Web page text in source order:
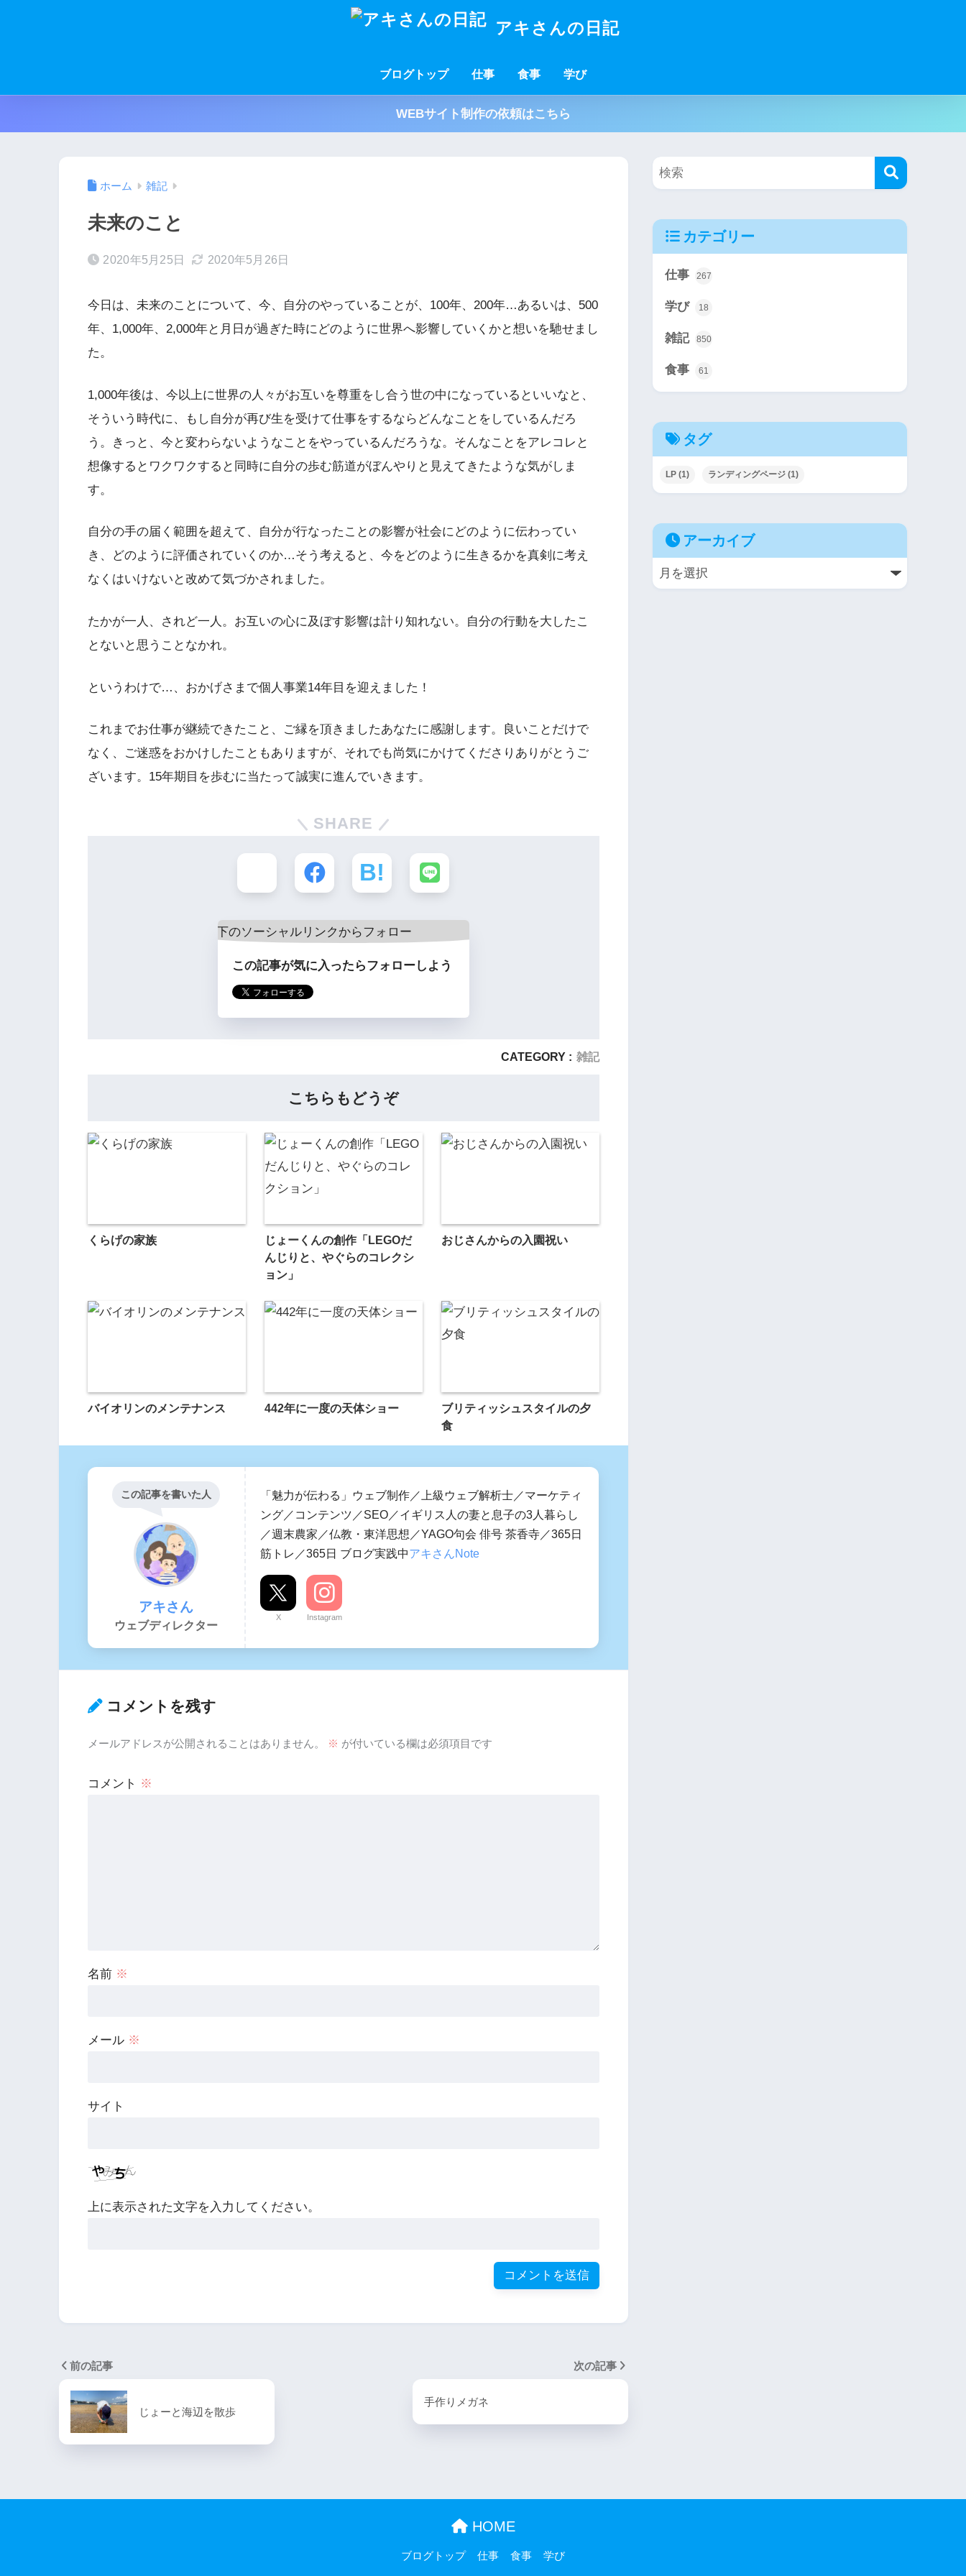
アキさんの日記
ブログトップ 仕事 食事 学び
WEBサイト制作の依頼はこちら
ホーム 雑記
未来のこと
2020年5月25日 2020年5月26日
今日は、未来のことについて、今、自分のやっていることが、100年、200年…あるいは、500
年、1,000年、2,000年と月日が過ぎた時にどのように世界へ影響していくかと想いを馳せまし
た。
1,000年後は、今以上に世界の人々がお互いを尊重をし合う世の中になっているといいなと、
そういう時代に、もし自分が再び生を受けて仕事をするならどんなことをしているんだろ
う。きっと、今と変わらないようなことをやっているんだろうな。そんなことをアレコレと
想像するとワクワクすると同時に自分の歩む筋道がぼんやりと見えてきたような気がしま
す。
自分の手の届く範囲を超えて、自分が行なったことの影響が社会にどのように伝わってい
き、どのように評価されていくのか…そう考えると、今をどのように生きるかを真剣に考え
なくはいけないと改めて気づかされました。
たかが一人、されど一人。お互いの心に及ぼす影響は計り知れない。自分の行動を大したこ
とないと思うことなかれ。
というわけで…、おかげさまで個人事業14年目を迎えました！
これまでお仕事が継続できたこと、ご縁を頂きましたあなたに感謝します。良いことだけで
なく、ご迷惑をおかけしたこともありますが、それでも尚気にかけてくださりありがとうご
ざいます。15年期目を歩むに当たって誠実に進んでいきます。
SHARE
この記事が気に入ったらフォローしよう
CATEGORY : 雑記
こちらもどうぞ
くらげの家族
じょーくんの創作「LEGOだ
んじりと、やぐらのコレクシ
ョン」
おじさんからの入園祝い
バイオリンのメンテナンス 442年に一度の天体ショー
ブリティッシュスタイルの夕
食
この記事を書いた人
アキさん
ウェブディレクター
「魅力が伝わる」ウェブ制作／上級ウェブ解析士／マーケティ
ング／コンテンツ／SEO／イギリス人の妻と息子の3人暮らし
／週末農家／仏教・東洋思想／YAGO句会 俳号 茶香寺／365日
筋トレ／365日 ブログ実践中アキさんNote
X Instagram
コメントを残す
メールアドレスが公開されることはありません。 ※ が付いている欄は必須項目です
コメント ※
名前 ※
メール ※
サイト
上に表示された文字を入力してください。
前の記事
じょーと海辺を散歩
次の記事
手作りメガネ
カテゴリー
仕事 267
学び 18
雑記 850
食事 61
タグ
LP (1) ランディングページ (1)
アーカイブ
HOME
ブログトップ 仕事 食事 学び